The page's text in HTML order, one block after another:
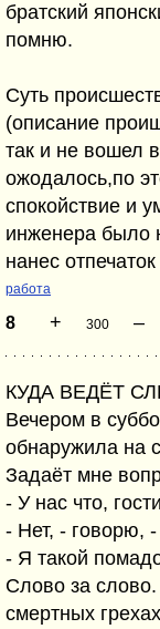
братский
помню.
Суть
(описание
так и не вошел
ожодалось,по
спокойствие и
инженера было
нанес
работа
8 + 300 –
КУДА ВЕДЁТ
Вечером в
обнаружила на
Задаёт мне
- У нас что,
- Нет, - говорю,
- Я такой
Слово за
смертных